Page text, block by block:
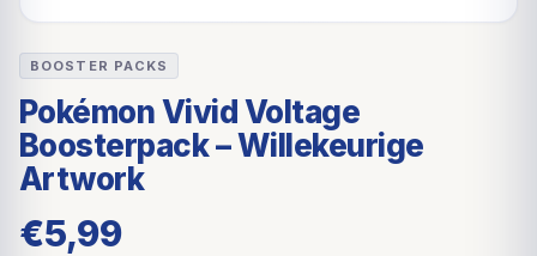
BOOSTER PACKS
Pokémon Vivid Voltage
Boosterpack – Willekeurige
Artwork
€5,99